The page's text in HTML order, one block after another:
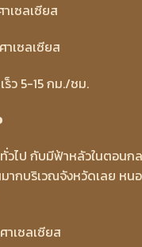
เซลเซียส
เซลเซียส
ร็ว 5-15 กม./ชม.
วไป กับมีฟ้าหลัวในตอน
ากบริเวณจังหวัดเลย
เซลเซียส